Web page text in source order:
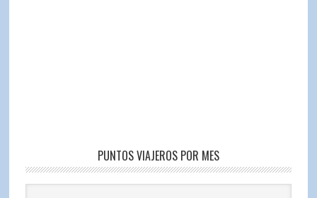
PUNTOS VIAJEROS POR MES